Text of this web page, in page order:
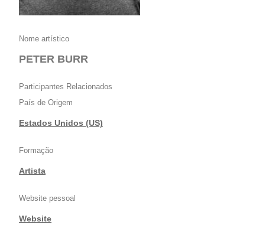
Nome artístico
PETER BURR
Participantes Relacionados
País de Origem
Estados Unidos (US)
Formação
Artista
Website pessoal
Website